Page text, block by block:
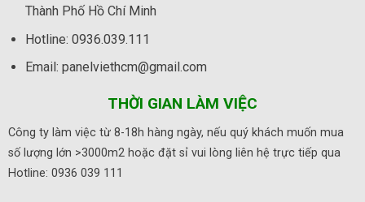
Thành Phố Hồ Chí Minh
Hotline: 0936.039.111
Email: panelviethcm@gmail.com
THỜI GIAN LÀM VIỆC
Công ty làm việc từ 8-18h hàng ngày, nếu quý khách muốn mua
số lượng lớn >3000m2 hoặc đặt sỉ vui lòng liên hệ trực tiếp qua
Hotline: 0936 039 111